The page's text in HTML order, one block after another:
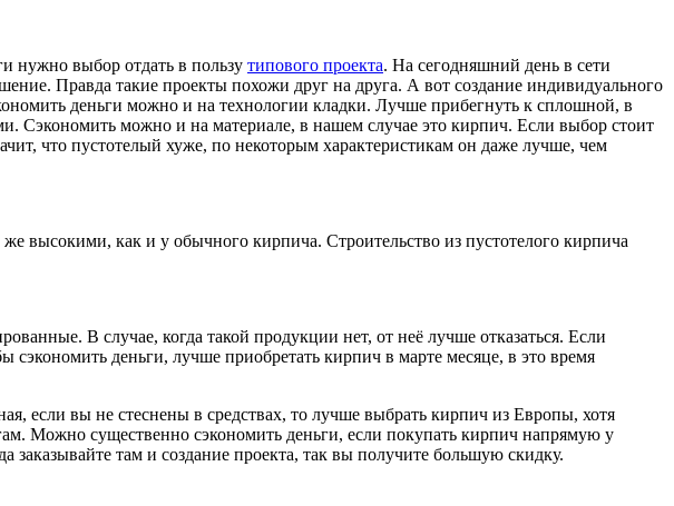
нужно выбор отдать в пользу типового проекта. На сегодняшний день в сети
Правда такие проекты похожи друг на друга. А вот создание индивидуального
деньги можно и на технологии кладки. Лучше прибегнуть к сплошной, в
Сэкономить можно и на материале, в нашем случае это кирпич. Если выбор стоит
что пустотелый хуже, по некоторым характеристикам он даже лучше, чем
высокими, как и у обычного кирпича. Строительство из пустотелого кирпича
В случае, когда такой продукции нет, от неё лучше отказаться. Если
деньги, лучше приобретать кирпич в марте месяце, в это время
если вы не стеснены в средствах, то лучше выбрать кирпич из Европы, хотя
Можно существенно сэкономить деньги, если покупать кирпич напрямую у
заказывайте там и создание проекта, так вы получите большую скидку.